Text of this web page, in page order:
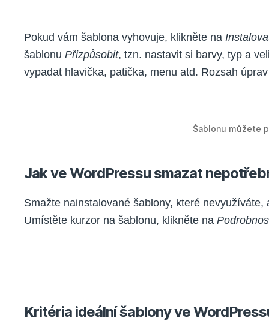
Pokud vám šablona vyhovuje, klikněte na
šablonu Přizpůsobit, tzn. nastavit si barvy, typ a
vypadat hlavička, patička, menu atd. Rozsah
Šablonu můžete
Jak ve WordPressu smazat
Smažte nainstalované šablony, které
Umístěte kurzor na šablonu, klikněte na
Kritéria ideální šablony ve